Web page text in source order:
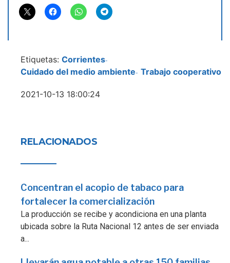
Etiquetas: Corrientes-
Cuidado del medio ambiente- Trabajo cooperativo
2021-10-13 18:00:24
RELACIONADOS
Concentran el acopio de tabaco para
fortalecer la comercialización
La producción se recibe y acondiciona en una planta
ubicada sobre la Ruta Nacional 12 antes de ser enviada
a...